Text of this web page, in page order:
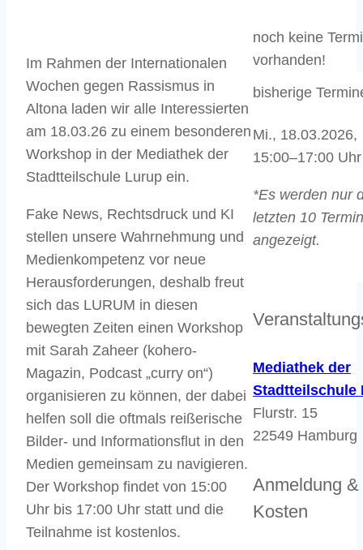
Im Rahmen der Internationalen
Wochen gegen Rassismus in
Altona laden wir alle Interessierten
am 18.03.26 zu einem besonderen
Workshop in der Mediathek der
Stadtteilschule Lurup ein.
Fake News, Rechtsdruck und KI
stellen unsere Wahrnehmung und
Medienkompetenz vor neue
Herausforderungen, deshalb freut
sich das LURUM in diesen
bewegten Zeiten einen Workshop
mit Sarah Zaheer (kohero-
Magazin, Podcast „curry on“)
organisieren zu können, der dabei
helfen soll die oftmals reißerische
Bilder- und Informationsflut in den
Medien gemeinsam zu navigieren.
Der Workshop findet von 15:00
Uhr bis 17:00 Uhr statt und die
Teilnahme ist kostenlos.
noch keine
vorhanden!
bisherige
Mi., 18.03.2026,
15:00–17:00 Uhr
*Es werden nur
letzten 10
angezeigt.
Mediathek der
Stadtteilschule
Flurstr. 15
22549 Hamburg
Anmeldung &
Kosten